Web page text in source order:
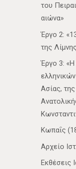
του
αιώνα»
Έργο 2:
της
Έργο 3:
Ασίας,
Κωπαΐς
Αρχείο
Εκθέσεις